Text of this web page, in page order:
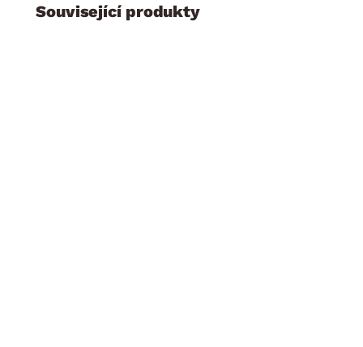
další vnitřní police lze dokoupit samostatně jako
z jednotlivých skříní a nástavců z programu Case lze
Související produkty